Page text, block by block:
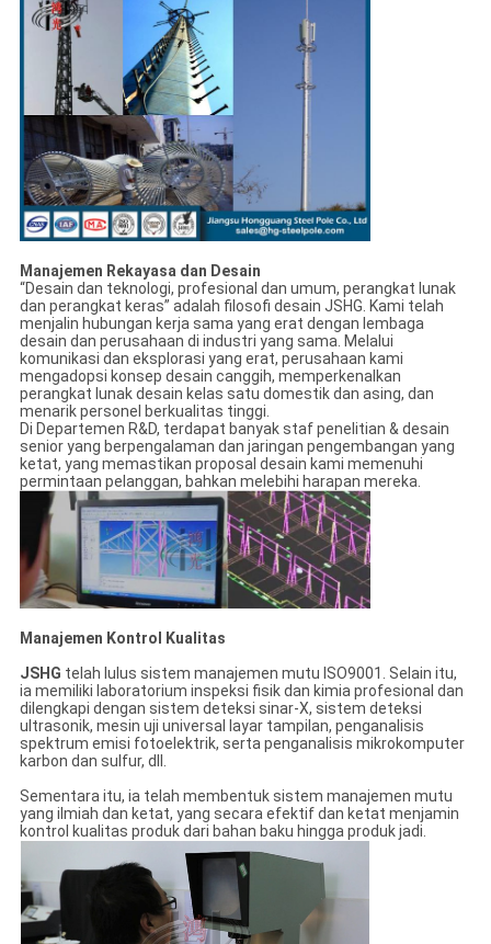
Manajemen Rekayasa dan Desain
“Desain dan teknologi, profesional dan umum, perangkat lunak
dan perangkat keras” adalah filosofi desain JSHG. Kami telah
menjalin hubungan kerja sama yang erat dengan lembaga
desain dan perusahaan di industri yang sama. Melalui
komunikasi dan eksplorasi yang erat, perusahaan kami
mengadopsi konsep desain canggih, memperkenalkan
perangkat lunak desain kelas satu domestik dan asing, dan
menarik personel berkualitas tinggi.
Di Departemen R&D, terdapat banyak staf penelitian & desain
senior yang berpengalaman dan jaringan pengembangan yang
ketat, yang memastikan proposal desain kami memenuhi
permintaan pelanggan, bahkan melebihi harapan mereka.
Manajemen Kontrol Kualitas
JSHG telah lulus sistem manajemen mutu ISO9001. Selain itu,
ia memiliki laboratorium inspeksi fisik dan kimia profesional dan
dilengkapi dengan sistem deteksi sinar-X, sistem deteksi
ultrasonik, mesin uji universal layar tampilan, penganalisis
spektrum emisi fotoelektrik, serta penganalisis mikrokomputer
karbon dan sulfur, dll.
Sementara itu, ia telah membentuk sistem manajemen mutu
yang ilmiah dan ketat, yang secara efektif dan ketat menjamin
kontrol kualitas produk dari bahan baku hingga produk jadi.